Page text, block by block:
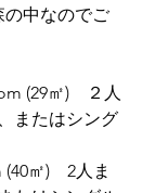
の中なのでご
(29㎡)　２人
またはシング
㎡)　2人ま